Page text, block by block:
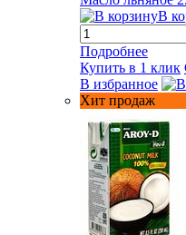
В
Подробнее
Купить в 1 клик
В избранное
Хит продаж